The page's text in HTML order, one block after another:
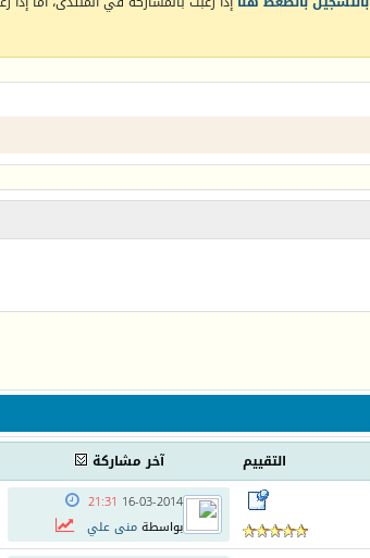
التقييم
آخر مشاركة
16-03-2014
21:31
بواسطةمنى علي